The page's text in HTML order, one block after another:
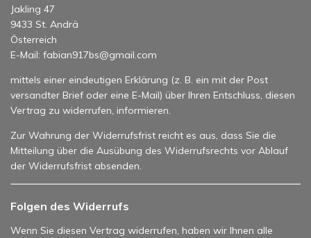
Jakling 47
9433 St. Andrä
Österreich
E-Mail: fabian917bs@gmail.com
mittels einer eindeutigen Erklärung (z. B. ein mit der Post
versandter Brief oder eine E-Mail) über Ihren Entschluss, diesen
Vertrag zu widerrufen, informieren.
Zur Wahrung der Widerrufsfrist reicht es aus, dass Sie die
Mitteilung über die Ausübung des Widerrufsrechts vor Ablauf
der Widerrufsfrist absenden.
Folgen des Widerrufs
Wenn Sie diesen Vertrag widerrufen, haben wir Ihnen alle